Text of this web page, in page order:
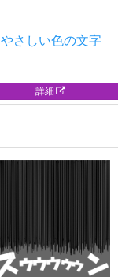
やさしい色の文字
詳細